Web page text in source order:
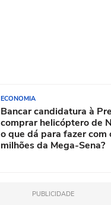
ECONOMIA
Bancar candidatura à
comprar helicóptero de
o que dá para fazer com
milhões da Mega-Sena?
PUBLICIDADE